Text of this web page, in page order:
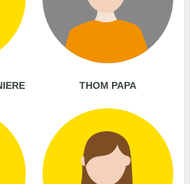
THOM PAPA